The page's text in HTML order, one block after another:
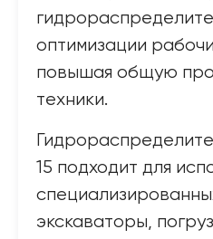
оптимизации
повышая общую
техники.
15 подходит для
экскаваторы,